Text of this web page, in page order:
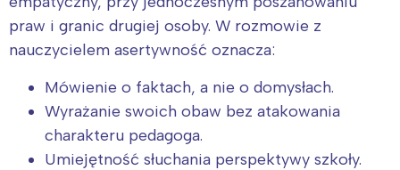
praw i granic drugiej osoby. W rozmowie z
nauczycielem asertywność oznacza:
Mówienie o faktach, a nie o domysłach.
Wyrażanie swoich obaw bez atakowania
charakteru pedagoga.
Umiejętność słuchania perspektywy szkoły.